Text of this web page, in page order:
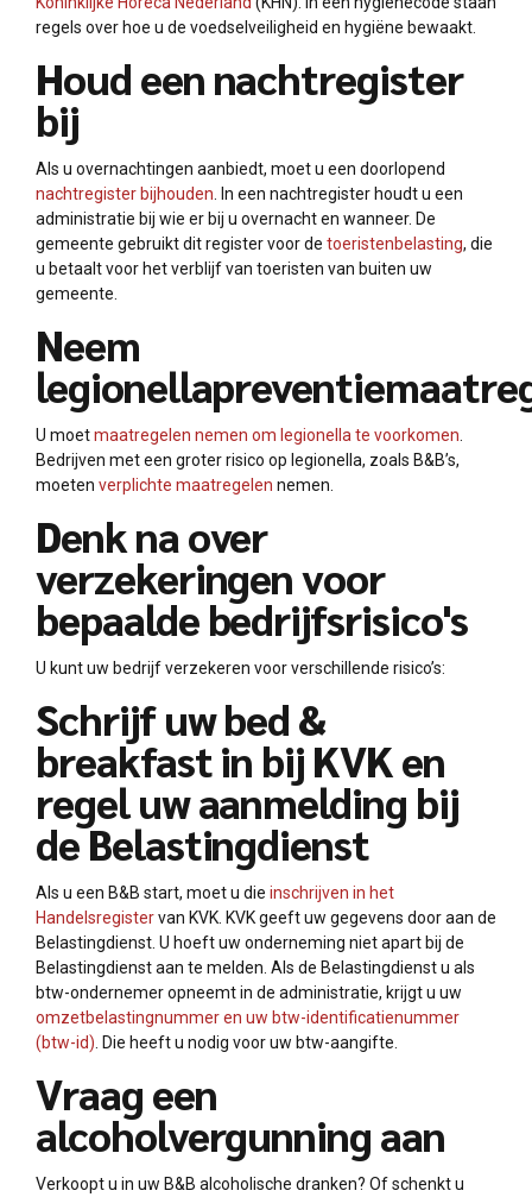
regels over hoe u de voedselveiligheid en hygiëne bewaakt.
Houd een nachtregister
bij
Als u overnachtingen aanbiedt, moet u een doorlopend
nachtregister bijhouden . In een nachtregister houdt u een
administratie bij wie er bij u overnacht en wanneer. De
gemeente gebruikt dit register voor de toeristenbelasting, die
u betaalt voor het verblijf van toeristen van buiten uw
gemeente.
Neem
U moetmaatregelen nemen om legionella te voorkomen
Bedrijven met een groter risico op legionella, zoals B&B’s,
moeten verplichte maatregelen nemen.
Denk na over
verzekeringen voor
bepaalde bedrijfsrisico's
U kunt uw bedrijf verzekeren voor verschillende risico’s:
Schrijf uw bed &
breakfast in bij KVK en
regel uw aanmelding bij
de Belastingdienst
Als u een B&B start, moet u die inschrijven in het
Handelsregistervan KVK. KVK geeft uw gegevens door aan de
Belastingdienst. U hoeft uw onderneming niet apart bij de
Belastingdienst aan te melden. Als de Belastingdienst u als
btw-ondernemer opneemt in de administratie, krijgt u uw
omzetbelastingnummer en uw btw-identificatienummer
(btw-id) . Die heeft u nodig voor uw btw-aangifte.
Vraag een
alcoholvergunning aan
Verkoopt u in uw B&B alcoholische dranken? Of schenkt u